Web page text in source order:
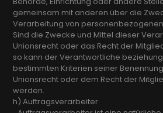
gemeinsam mit anderen über die
Verarbeitung von
Sind die Zwecke und Mittel dieser
Unionsrecht oder das Recht der
so kann der Verantwortliche
bestimmten Kriterien seiner
Unionsrecht oder dem Recht der
werden.
h) Auftragsverarbeiter